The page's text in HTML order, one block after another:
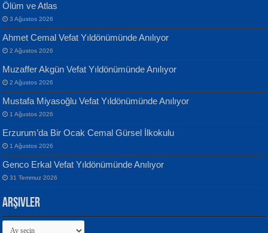
ATİLLA ÖZEN
Sultan Olmadan Önce Eyüp...
EKREM KARABABA
Banu Sancak
Defterimden İçeri...
İsmail Aydos
İnkisar...
Ölüm ve Atlas
3 Ağustos 2026
Ahmet Cemal Vefat Yıldönümünde Anılıyor
2 Ağustos 2026
Muzaffer Akgün Vefat Yıldönümünde Anılıyor
2 Ağustos 2026
Mustafa Miyasoğlu Vefat Yıldönümünde Anılıyor
1 Ağustos 2026
Erzurum’da Bir Ocak Cemal Gürsel İlkokulu
1 Ağustos 2026
Genco Erkal Vefat Yıldönümünde Anılıyor
31 Temmuz 2026
Arşivler
Arşivler